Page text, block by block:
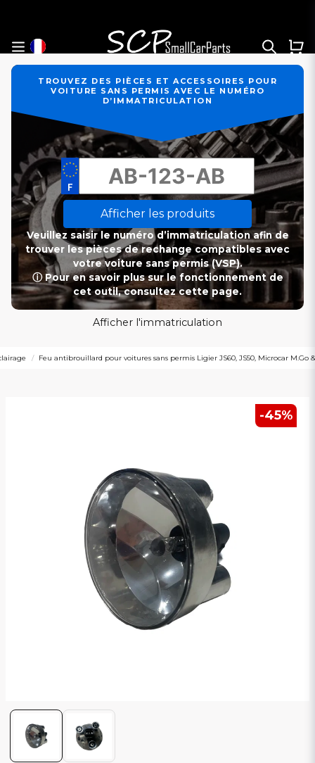
TROUVEZ DES PIÈCES ET ACCESSOIRES POUR
VOITURE SANS PERMIS AVEC LE NUMÉRO
D’IMMATRICULATION
Afficher les produits
Veuillez saisir le numéro d’immatriculation afin de
trouver les pièces de rechange compatibles avec
votre voiture sans permis (VSP).
ⓘ Pour en savoir plus sur le fonctionnement de
cet outil, consultez cette page.
Afficher l'immatriculation
Feu antibrouillard pour voitures sans permis Ligier JS60, JS50, Microcar M.Go
-45%